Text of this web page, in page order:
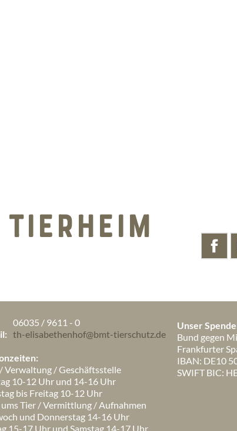
06035 / 9611 - 0
th-elisabethenhof@bmt-tierschutz.de
Verwaltung / Geschäftsstelle
10-12 Uhr und 14-16 Uhr
bis Freitag 10-12 Uhr
ums Tier / Vermittlung / Aufnahmen
und Donnerstag 14-16 Uhr
15-17 Uhr und Samstag 14-17 Uhr
Unser
Bund gegen
Frankfurter
IBAN: DE10
SWIFT BIC: